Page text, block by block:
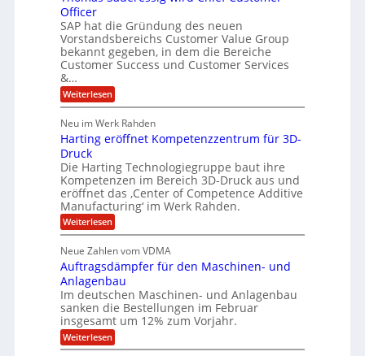
i
a
H
u
b
e
ä
l
t
6
5
M
i
l
l
i
o
n
e
n
V
P
S
l
e
s
E
g
i
n
e
e
r
i
n
g
f
ü
r
e
m
S
t
e
l
a
r
i
n
V
r
s
i
o
n
3
.
2
r
O
n
e
G
o
u
p
ü
b
e
n
i
m
m
t
A
p
s
o
l
u
t
Officer
SAP hat die Gründung des neuen
Vorstandsbereichs Customer Value Group
bekannt gegeben, in dem die Bereiche
Customer Success und Customer Services
&…
Weiterlesen:
T
o
m
S
a
u
e
r
e
s
i
w
i
r
d
C
h
Neu im Werk Rahden
Harting eröffnet Kompetenzzentrum für 3D-
Druck
Die Harting Technologiegruppe baut ihre
Kompetenzen im Bereich 3D-Druck aus und
eröffnet das ‚Center of Competence Additive
Manufacturing‘ im Werk Rahden.
Weiterlesen:
H
r
t
i
n
g
e
r
ö
f
Neue Zahlen vom VDMA
Auftragsdämpfer für den Maschinen- und
Anlagenbau
Im deutschen Maschinen- und Anlagenbau
sanken die Bestellungen im Februar
insgesamt um 12% zum Vorjahr.
Weiterlesen:
A